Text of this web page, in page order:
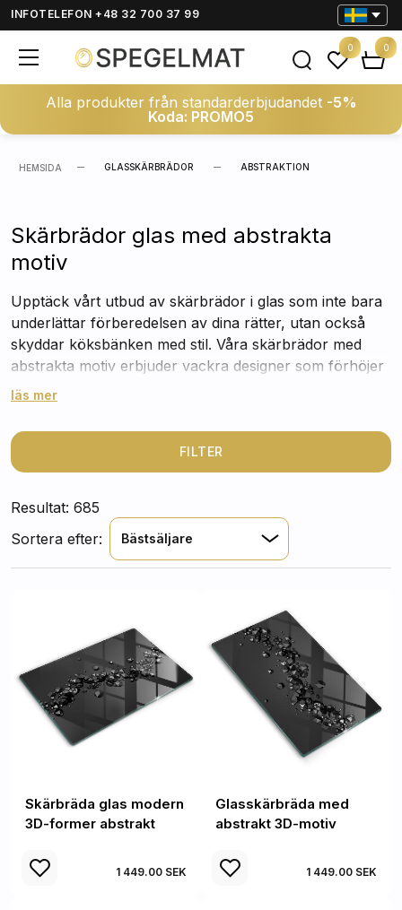
INFOTELEFON +48 32 700 37 99
Alla produkter från standarderbjudandet -5%
Koda: PROMO5
0 0
HEMSIDA GLASSKÄRBRÄDOR ABSTRAKTION
Skärbrädor glas med abstrakta
motiv
Upptäck vårt utbud av skärbrädor i glas som inte bara
underlättar förberedelsen av dina rätter, utan också
skyddar köksbänken med stil. Våra skärbrädor med
abstrakta motiv erbjuder vackra designer som förhöjer
kökets estetik. Perfekta för att skära och förbereda
kök.
läs mer
FILTER
Resultat: 685
Sortera efter:
Bästsäljare
Skärbräda glas modern
3D-former abstrakt
1 449.00 SEK
Glasskärbräda med
abstrakt 3D-motiv
1 449.00 SEK